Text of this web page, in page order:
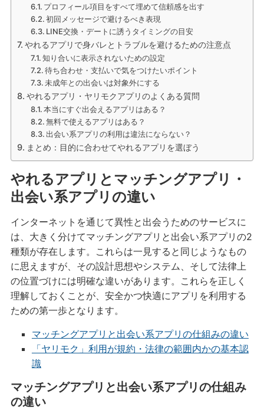
プロフィール項目をすべて埋めて信頼感を出す
初回メッセージで避けるべき表現
LINE交換・デートに誘うタイミングの目安
やれるアプリで身バレとトラブルを避けるための注意点
知り合いに表示されないための設定
待ち合わせ・支払いで気をつけたいポイント
未成年との出会いは対象外にする
やれるアプリ・ヤリモクアプリのよくある質問
本当にすぐ出会えるアプリはある？
無料で使えるアプリはある？
出会い系アプリの利用は違法にならない？
まとめ：目的に合わせてやれるアプリを選ぼう
やれるアプリとマッチングアプリ・
出会い系アプリの違い
インターネットを通じて異性と出会うためのサービスに
は、大きく分けてマッチングアプリと出会い系アプリの2
種類が存在します。これらは一見すると同じようなもの
に思えますが、その設計思想やシステム、そして法律上
の位置づけには明確な違いがあります。これらを正しく
理解しておくことが、安全かつ快適にアプリを利用する
ための第一歩となります。
マッチングアプリと出会い系アプリの仕組みの違い
「ヤリモク」利用が規約・法律の範囲内かの基本認
識
マッチングアプリと出会い系アプリの仕組み
の違い